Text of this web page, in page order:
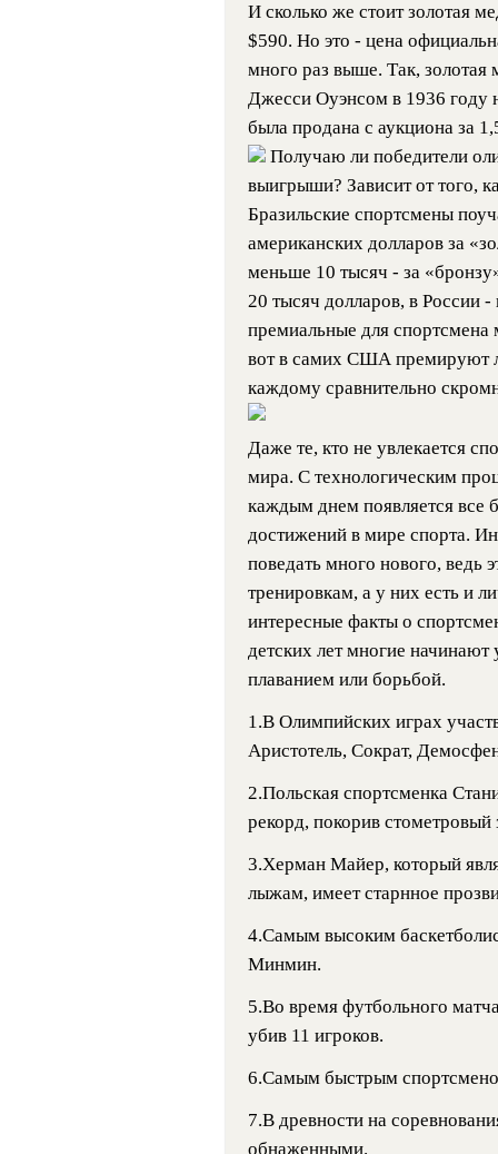
И сколько же стоит золотая
$590. Но это - цена
много раз выше. Так, золотая
Джесси Оуэнсом в 1936 году
была продана с аукциона за
Получаю ли победители
выигрыши? Зависит от того,
Бразильские спортсмены
американских долларов за
меньше 10 тысяч - за
20 тысяч долларов, в России
премиальные для спортсмена
вот в самих США премируют
каждому сравнительно
Даже те, кто не увлекается
мира. С технологическим
каждым днем появляется все
достижений в мире спорта.
поведать много нового, ведь
тренировкам, а у них есть и
интересные факты о
детских лет многие
плаванием или борьбой.
1.В Олимпийских играх
Аристотель, Сократ,
2.Польская спортсменка
рекорд, покорив стометровый
3.Херман Майер, который
лыжам, имеет старнное
4.Самым высоким
Минмин.
5.Во время футбольного
убив 11 игроков.
6.Самым быстрым
7.В древности на
обнаженными.